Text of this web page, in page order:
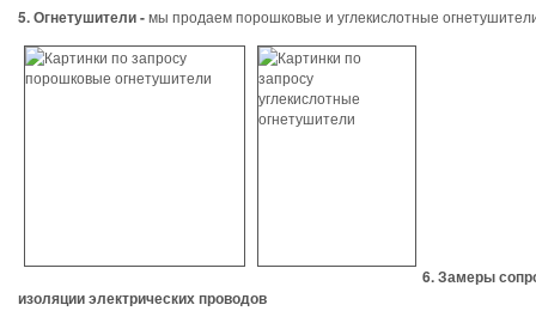
5. Огнетушители -мы продаем порошковые и углекислотные
6. Замеры
изоляции электрических проводов